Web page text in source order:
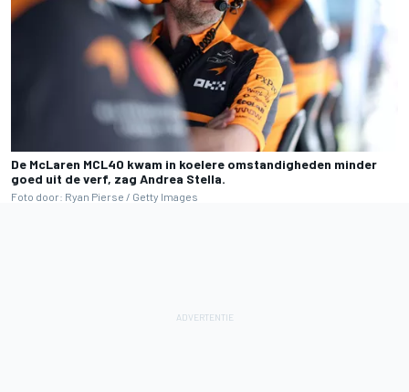
De McLaren MCL40 kwam in koelere omstandigheden minder
goed uit de verf, zag Andrea Stella.
Foto door: Ryan Pierse / Getty Images